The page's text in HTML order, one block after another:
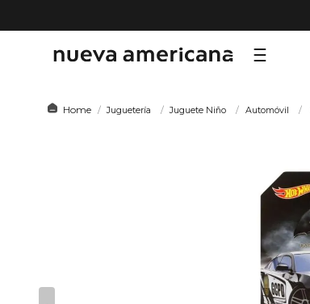
Juguetería Juguete Niño Automóvil